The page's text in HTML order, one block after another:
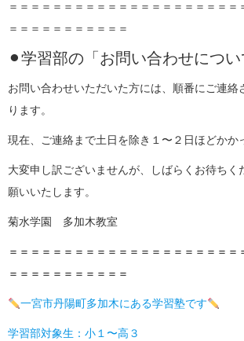
＝＝＝＝＝＝＝＝＝＝＝＝＝＝＝＝＝＝＝＝＝
＝＝＝＝＝＝＝＝＝＝＝
⚫︎学習部の「お問い合わせについ
お問い合わせいただいた方には、順番にご連絡
ります。
現在、ご連絡まで土日を除き１〜２日ほどかか
大変申し訳ございませんが、しばらくお待ちく
願いいたします。
菊水学園 多加木教室
＝＝＝＝＝＝＝＝＝＝＝＝＝＝＝＝＝＝＝＝＝
＝＝＝＝＝＝＝＝＝＝＝
一宮市丹陽町多加木にある学習塾です
学習部対象生：小１〜高３